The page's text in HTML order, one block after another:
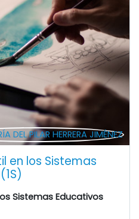
en los Sistemas
Sistemas Educativos